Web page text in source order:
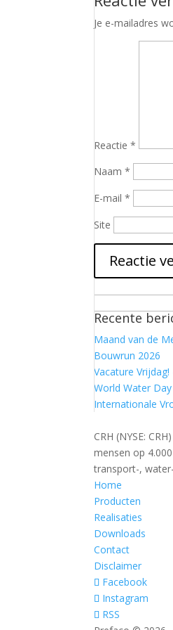
Je e-mailadres
Reactie*
Naam*
E-mail*
Site
naar:
Recente
Maand van de
Bouwrun 2026
Vacature
World Water Day
Internationale
CRH (NYSE:
mensen op
transport-,
Home
Producten
Realisaties
Downloads
Contact
Disclaimer
Facebook
Instagram
RSS